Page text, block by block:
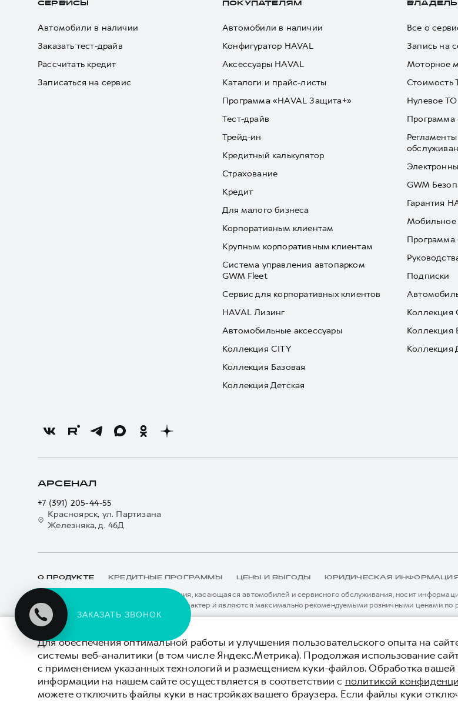
СЕРВИСЫ
Автомобили в наличии
Заказать тест-драйв
Рассчитать кредит
Записаться на сервис
ПОКУПАТЕЛЯМ
Автомобили в наличии
Конфигуратор HAVAL
Аксессуары HAVAL
Каталоги и прайс-листы
Программа «HAVAL Защита+»
Тест-драйв
Трейд-ин
Кредитный калькулятор
Страхование
Кредит
Для малого бизнеса
Корпоративным клиентам
Крупным корпоративным клиентам
Система управления автопарком
GWM Fleet
Сервис для корпоративных клиентов
HAVAL Лизинг
Автомобильные аксессуары
Коллекция CITY
Коллекция Базовая
Коллекция Детская
Все о
Запись на
Моторное
Стоимость
Нулевое ТО
Программа
GWM
Гарантия
Мобильное
Программа
Подписки
Коллекция
Коллекция
Коллекция
АРСЕНАЛ
+7 (391) 205-44-55
Красноярск, ул. Партизана
Железняка, д. 46Д
О ПРОДУКТЕ КРЕДИТНЫЕ ПРОГРАММЫ ЦЕНЫ И ВЫГОДЫ ЮРИДИЧЕСКАЯ
Вся представленная на сайте информация, касающаяся автомобилей и сервисного обслуживания, носит
данном сайте, носят информационный характер и являются максимально рекомендуемыми розничными ценами
подробной информации просьба обращаться к ближайшему официальному дилеру ООО «Грейт Волл Мотор Рус»
данном сайте информация может быть изменена в любое время без предварительного уведомления.
****На некоторых автомобилях HAVAL может отсутствовать система / устройство вызова экстренных
*5 лет поддержки включают 3 года гарантии и 2 года дополнительной сервисной поддержки. Информация в данном
описанных в сервисной книжке владельца автомобиля и на данной странице, приоритет отдается сведениям,
внесения изменений в гарантийную политику без предварительного уведомления.
Показать все
© 2026 ООО «Грейт Волл Мотор Рус»
© 2026 ООО «АВТОПЛЮС»
Политика конфиденциальности
Для обеспечения оптимальной работы и улучшения пользовательского опыта на
системы веб-аналитики (в том числе Яндекс.Метрика). Продолжая использование
с применением указанных технологий и размещением куки-файлов. Обработка вашей
информации на нашем сайте осуществляется в соответствии с политикой
можете отключить файлы куки в настройках вашего браузера. Если файлы куки
ЗАКАЗАТЬ ЗВОНОК